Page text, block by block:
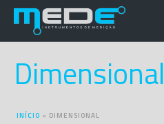
Dimensional
INÍCIO » DIMENSIONAL